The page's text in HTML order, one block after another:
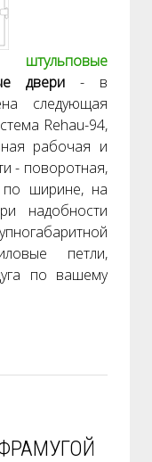
штульповые
двери - в
следующая
Rehau-94,
рабочая и
- поворотная,
по ширине, на
надобности
петли,
по вашему